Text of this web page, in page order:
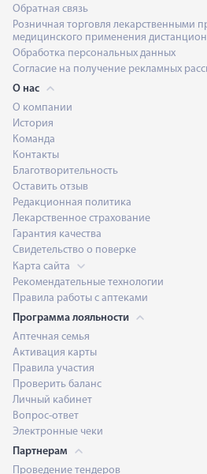
Обратная связь
Розничная торговля лекарственными
медицинского применения
Обработка персональных данных
Согласие на получение рекламных
О нас
О компании
История
Команда
Контакты
Благотворительность
Оставить отзыв
Редакционная политика
Лекарственное страхование
Гарантия качества
Свидетельство о поверке
Карта сайта
Рекомендательные технологии
Правила работы с аптеками
Программа лояльности
Аптечная семья
Активация карты
Правила участия
Проверить баланс
Личный кабинет
Вопрос-ответ
Электронные чеки
Партнерам
Проведение тендеров